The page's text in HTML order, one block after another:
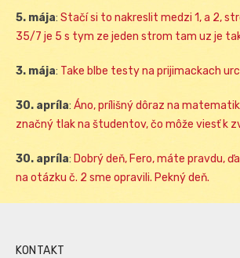
5. mája: Stačí si to nakreslit medzi 1, a 2,
35/7 je 5 s tym ze jeden strom tam uz je
3. mája: Take blbe testy na prijimackach
30. apríla: Áno, prílišný dôraz na
značný tlak na študentov, čo môže viesť k
30. apríla: Dobrý deň, Fero, máte pravdu,
na otázku č. 2 sme opravili. Pekný deň.
KONTAKT